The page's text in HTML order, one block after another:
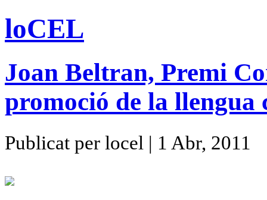
loCEL
Joan Beltran, Premi
promoció de la llengua
Publicat per locel | 1 Abr, 2011